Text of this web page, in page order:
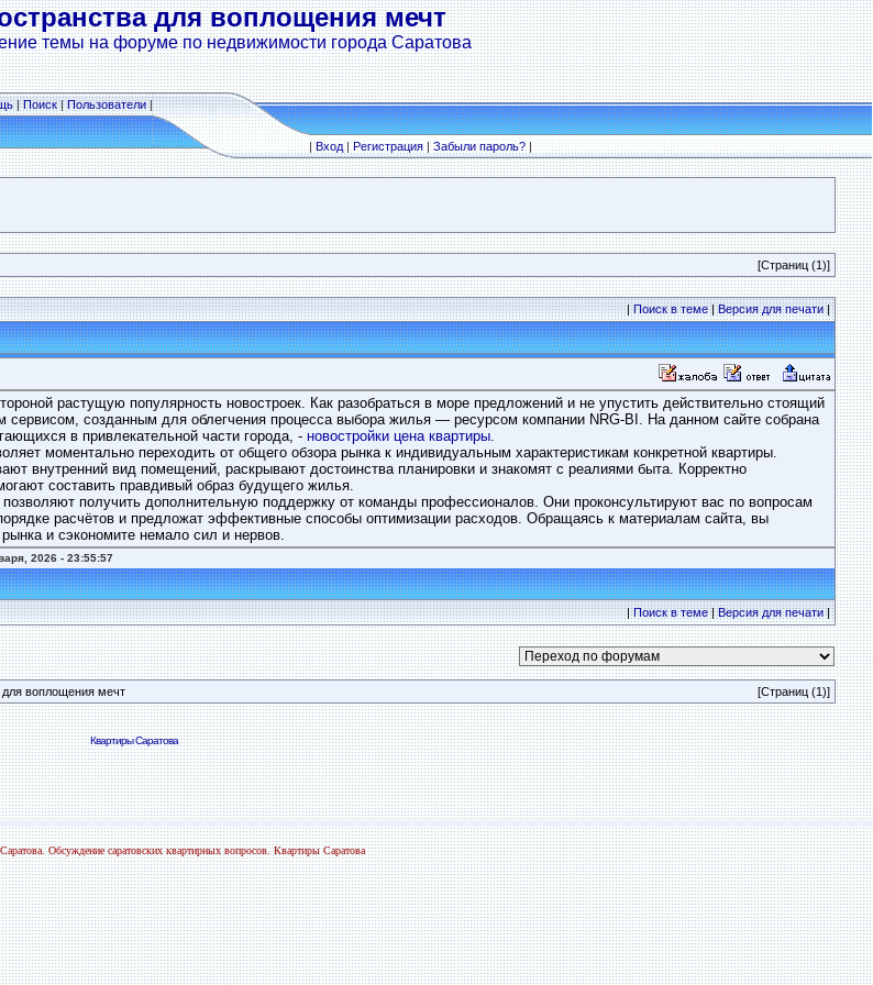
для воплощения мечт
темы на форуме по недвижимости города Саратова
|Поиск|Пользователи|
|Вход|Регистрация|Забыли пароль?|
[Страниц (1)]
|Поиск в теме|Версия для печати|
растущую популярность новостроек. Как разобраться в море предложений и не упустить действительно стоящий
сервисом, созданным для облегчения процесса выбора жилья — ресурсом компании NRG-BI. На данном сайте собрана
в привлекательной части города, - новостройки цена квартиры.
моментально переходить от общего обзора рынка к индивидуальным характеристикам конкретной квартиры.
внутренний вид помещений, раскрывают достоинства планировки и знакомят с реалиями быта. Корректно
составить правдивый образ будущего жилья.
получить дополнительную поддержку от команды профессионалов. Они проконсультируют вас по вопросам
расчётов и предложат эффективные способы оптимизации расходов. Обращаясь к материалам сайта, вы
и сэкономите немало сил и нервов.
2026 - 23:55:57
|Поиск в теме|Версия для печати|
для воплощения мечт [Страниц (1)]
Квартиры Саратова
Обсуждение саратовских квартирных вопросов. Квартиры Саратова